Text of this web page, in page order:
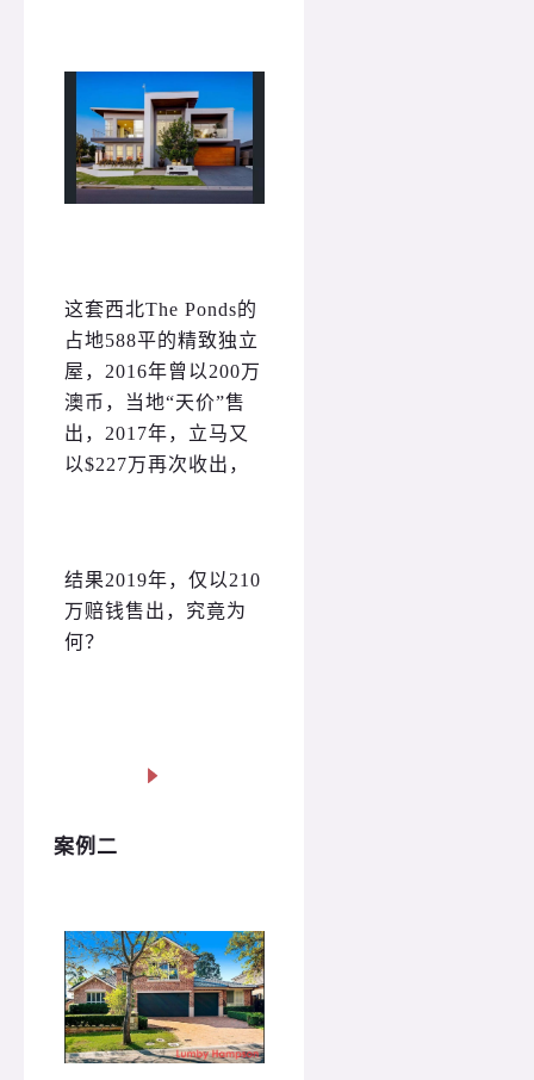
这套西北The Ponds的
占地588平的精致独立
屋，2016年曾以200万
澳币，当地“天价”售
出，2017年，立马又
以$227万再次收出，
结果2019年，仅以210
万赔钱售出，究竟为
何？
案例二